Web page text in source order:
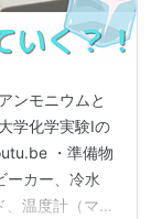
ンモニウムと
学化学実験Ⅰの
・準備物
ーカー、冷水
温度計（マ